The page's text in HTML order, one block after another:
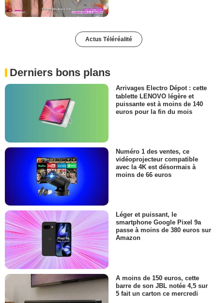
Actus Téléréalité
Derniers bons plans
Arrivages Electro Dépot : cette
tablette LENOVO légère et
puissante est à moins de 140
euros pour la fin du mois
Numéro 1 des ventes, ce
vidéoprojecteur compatible
avec la 4K est désormais à
moins de 66 euros
Léger et puissant, le
smartphone Google Pixel 9a
passe à moins de 380 euros sur
Amazon
A moins de 150 euros, cette
barre de son JBL notée 4,5 sur
5 fait un carton ce mercredi